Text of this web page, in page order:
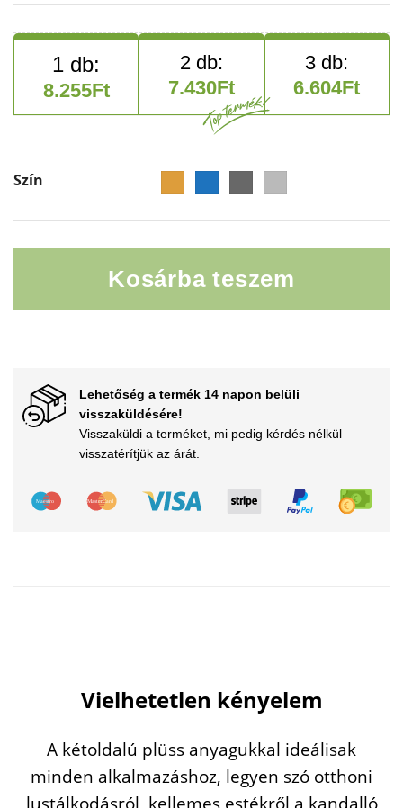
8.255Ft 7.430Ft 6.604Ft
Szín
Kosárba teszem
Lehetőség a termék 14 napon belüli
visszaküldésére!
Visszaküldi a terméket, mi pedig kérdés nélkül
visszatérítjük az árát.
Vielhetetlen kényelem
A kétoldalú plüss anyagukkal ideálisak
minden alkalmazáshoz, legyen szó otthoni
lustálkodásról, kellemes estékről a kandalló